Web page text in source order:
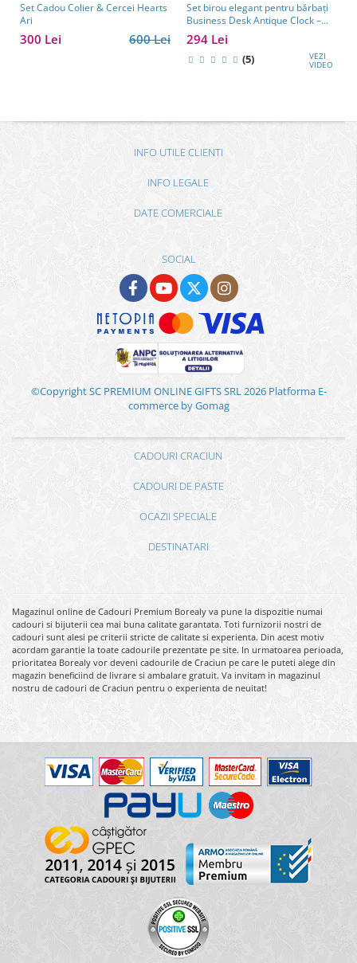
Set Cadou Colier & Cercei Hearts
Ari
600 Lei
300 Lei
Set birou elegant pentru bărbați
Business Desk Antique Clock –
cadou premium pentru șef, soț
sau partener de afaceri
294 Lei
(5) VEZI
VIDEO
INFO UTILE CLIENTI
INFO LEGALE
DATE COMERCIALE
SOCIAL
©Copyright SC PREMIUM ONLINE GIFTS SRL 2026 Platforma E-
commerce by Gomag
CADOURI CRACIUN
CADOURI DE PASTE
OCAZII SPECIALE
DESTINATARI
Magazinul online de Cadouri Premium Borealy va pune la dispozitie numai
cadouri si bijuterii cea mai buna calitate garantata. Toti furnizorii nostri de
cadouri sunt alesi pe criterii stricte de calitate si experienta. Din acest motiv
acordam garantie la toate cadourile prezentate pe site. In urmatoarea perioada,
prioritatea Borealy vor deveni cadourile de Craciun pe care le puteti alege din
magazin beneficiind de livrare si ambalare gratuit. Va invitam in magazinul
nostru de cadouri de Craciun pentru o experienta de neuitat!